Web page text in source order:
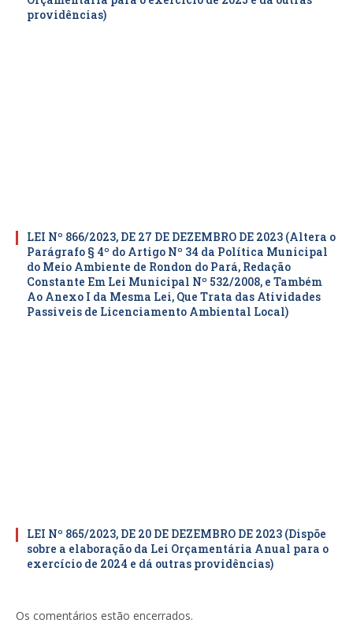
providências)
LEI Nº 866/2023, DE 27 DE DEZEMBRO DE 2023 (Altera o
Parágrafo § 4º do Artigo Nº 34 da Política Municipal
do Meio Ambiente de Rondon do Pará, Redação
Constante Em Lei Municipal Nº 532/2008, e Também
Ao Anexo I da Mesma Lei, Que Trata das Atividades
Passiveis de Licenciamento Ambiental Local)
LEI Nº 865/2023, DE 20 DE DEZEMBRO DE 2023 (Dispõe
sobre a elaboração da Lei Orçamentária Anual para o
exercício de 2024 e dá outras providências)
Os comentários estão encerrados.